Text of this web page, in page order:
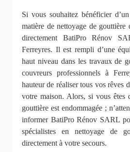
Si vous souhaitez bénéficier
matière de nettoyage de gouttière
directement BatiPro Rénov
Ferreyres. Il est rempli d’une
haut niveau dans les travaux de
couvreurs professionnels à
hauteur de réaliser tous vos rêves
votre maison. Alors, si vous êtes
gouttière est endommagée ;
informer BatiPro Rénov SARL
spécialistes en nettoyage de
directement à votre secours.